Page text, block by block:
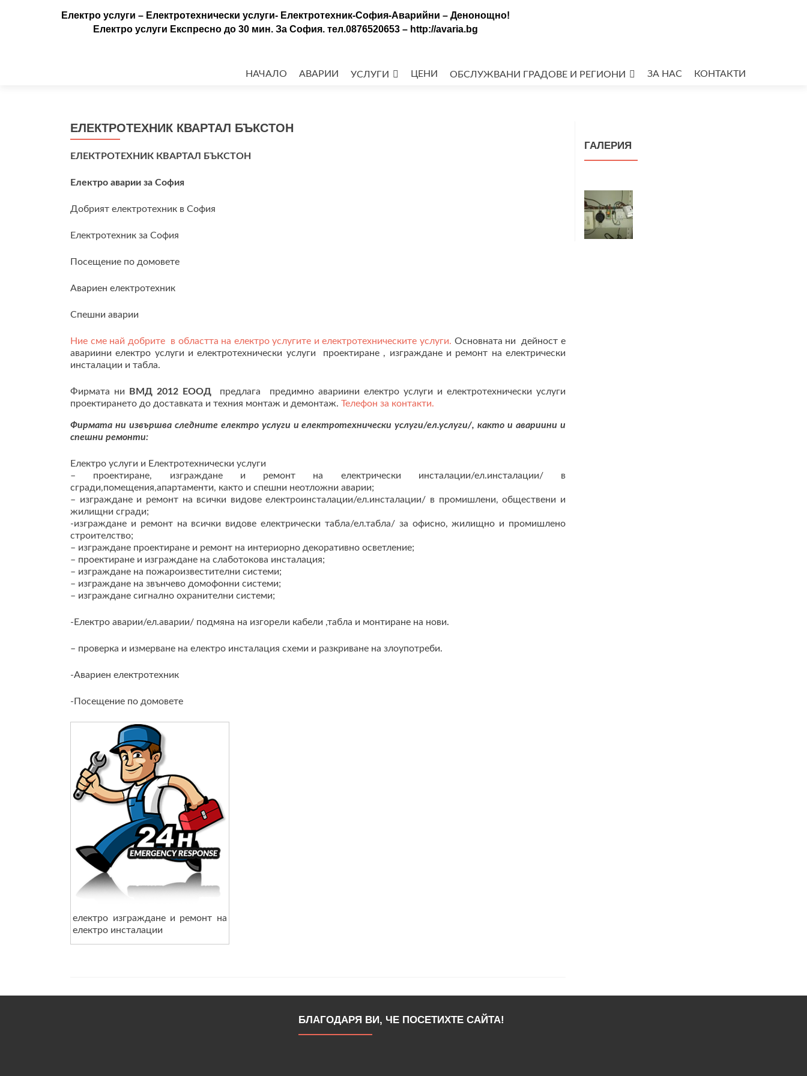
Електро услуги – Електротехнически услуги- Електротехник-София-Аварийни – Денонощно!
Електро услуги Експресно до 30 мин. За София. тел.0876520653 – http://avaria.bg
към
НАЧАЛО АВАРИИ УСЛУГИ ЦЕНИ ОБСЛУЖВАНИ ГРАДОВЕ И РЕГИОНИ ЗА НАС КОНТАКТИ
ЕЛЕКТРОТЕХНИК КВАРТАЛ БЪКСТОН
ЕЛЕКТРОТЕХНИК КВАРТАЛ БЪКСТОН
Електро аварии за София
Добрият електротехник в София
Електротехник за София
Посещение по домовете
Авариен електротехник
Спешни аварии
Ние сме най добрите в областта на електро услугите и електротехническите услуги. Основната ни дейност е
авариини електро услуги и електротехнически услуги проектиране , изграждане и ремонт на електрически
инсталации и табла.
Фирмата ни ВМД 2012 ЕООД предлага предимно авариини електро услуги и електротехнически услуги
проектирането до доставката и техния монтаж и демонтаж. Телефон за контакти.
Фирмата ни извършва следните електро услуги и електротехнически услуги/ел.услуги/, както и авариини и
спешни ремонти:
Електро услуги и Електротехнически услуги
– проектиране, изграждане и ремонт на електрически инсталации/ел.инсталации/ в
сгради,помещения,апартаменти, както и спешни неотложни аварии;
– изграждане и ремонт на всички видове електроинсталации/ел.инсталации/ в промишлени, обществени и
жилищни сгради;
-изграждане и ремонт на всички видове електрически табла/ел.табла/ за офисно, жилищно и промишлено
строителство;
– изграждане проектиране и ремонт на интериорно декоративно осветление;
– проектиране и изграждане на слаботокова инсталация;
– изграждане на пожароизвестителни системи;
– изграждане на звънчево домофонни системи;
– изграждане сигнално охранителни системи;
-Електро аварии/ел.аварии/ подмяна на изгорели кабели ,табла и монтиране на нови.
– проверка и измерване на електро инсталация схеми и разкриване на злоупотреби.
-Авариен електротехник
-Посещение по домовете
електро изграждане и ремонт на
електро инсталации
ГАЛЕРИЯ
БЛАГОДАРЯ ВИ, ЧЕ ПОСЕТИХТЕ САЙТА!